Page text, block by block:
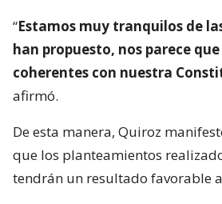
“Estamos muy tranquilos de
han propuesto, nos parece
coherentes con nuestra
afirmó.
De esta manera, Quiroz
que los planteamientos
tendrán un resultado favorable